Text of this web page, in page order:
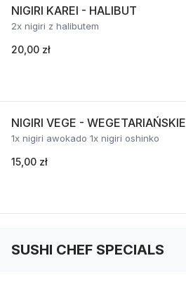
NIGIRI KAREI - HALIBUT
2x nigiri z halibutem
20,00 zł
NIGIRI VEGE - WEGETARIAŃSKIE
1x nigiri awokado 1x nigiri oshinko
15,00 zł
SUSHI CHEF SPECIALS